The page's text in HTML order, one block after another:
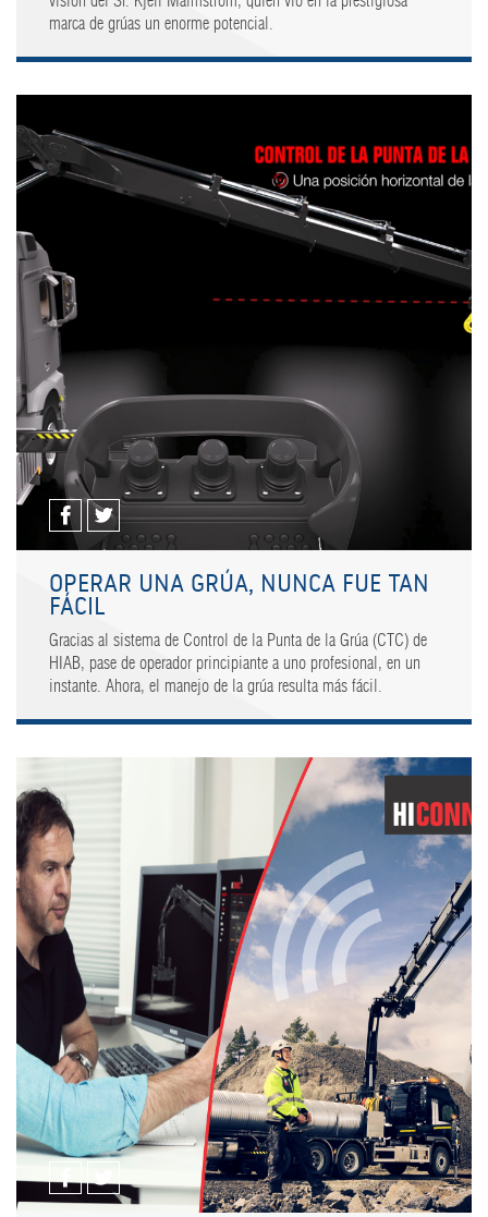
marca de grúas un enorme potencial.
OPERAR UNA GRÚA, NUNCA FUE TAN
FÁCIL
Gracias al sistema de Control de la Punta de la Grúa (CTC) de
HIAB, pase de operador principiante a uno profesional, en un
instante. Ahora, el manejo de la grúa resulta más fácil.